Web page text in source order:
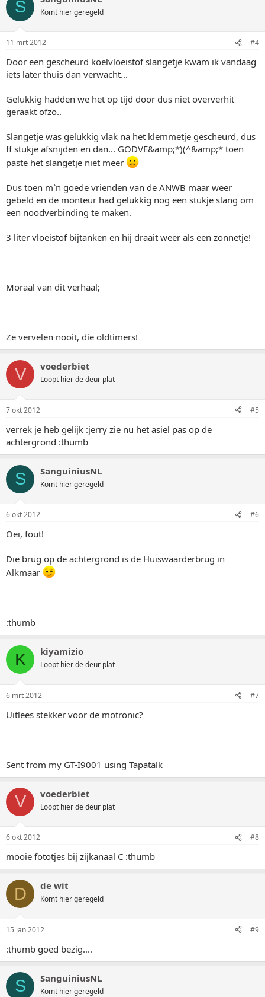
S Komt hier geregeld
11 mrt 2012 #4
Door een gescheurd koelvloeistof slangetje kwam ik vandaag
iets later thuis dan verwacht...
Gelukkig hadden we het op tijd door dus niet oververhit
geraakt ofzo..
Slangetje was gelukkig vlak na het klemmetje gescheurd, dus
ff stukje afsnijden en dan... GODVE&amp;*)(^&amp;* toen
paste het slangetje niet meer
Dus toen m`n goede vrienden van de ANWB maar weer
gebeld en de monteur had gelukkig nog een stukje slang om
een noodverbinding te maken.
3 liter vloeistof bijtanken en hij draait weer als een zonnetje!
Moraal van dit verhaal;
Ze vervelen nooit, die oldtimers!
V voederbiet
Loopt hier de deur plat
7 okt 2012 #5
verrek je heb gelijk :jerry zie nu het asiel pas op de
achtergrond :thumb
S SanguiniusNL
Komt hier geregeld
6 okt 2012 #6
Oei, fout!
Die brug op de achtergrond is de Huiswaarderbrug in
Alkmaar
:thumb
K kiyamizio
Loopt hier de deur plat
6 mrt 2012 #7
Uitlees stekker voor de motronic?
Sent from my GT-I9001 using Tapatalk
V voederbiet
Loopt hier de deur plat
6 okt 2012 #8
mooie fototjes bij zijkanaal C :thumb
D de wit
Komt hier geregeld
15 jan 2012 #9
:thumb goed bezig....
S SanguiniusNL
Komt hier geregeld